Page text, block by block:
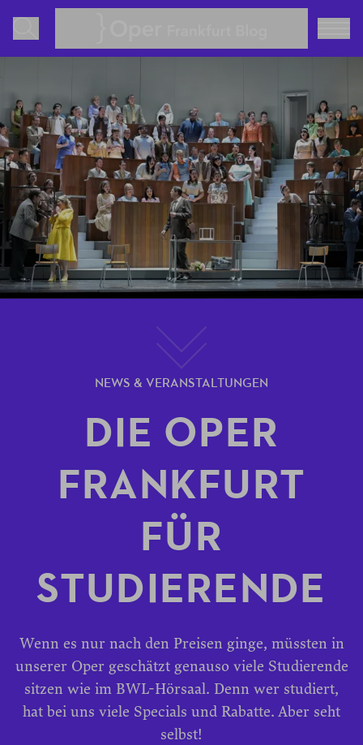
NEWS & VERANSTALTUNGEN
DIE OPER
FRANKFURT
FÜR
STUDIERENDE
Wenn es nur nach den Preisen ginge, müssten in
unserer Oper geschätzt genauso viele Studierende
sitzen wie im BWL-Hörsaal. Denn wer studiert,
hat bei uns viele Specials und Rabatte. Aber seht
selbst!